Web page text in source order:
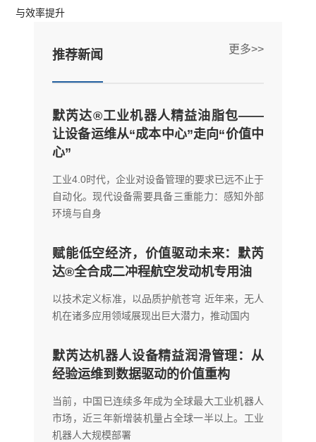
与效率提升
推荐新闻 更多>>
默芮达®工业机器人精益油脂包——
让设备运维从“成本中心”走向“价值中
心”
工业4.0时代，企业对设备管理的要求已远不止于
自动化。现代设备需要具备三重能力：感知外部
环境与自身
赋能低空经济，价值驱动未来：默芮
达®全合成二冲程航空发动机专用油
以技术定义标准，以品质护航苍穹 近年来，无人
机在诸多应用领域展现出巨大潜力，推动国内
默芮达机器人设备精益润滑管理：从
经验运维到数据驱动的价值重构
当前，中国已连续多年成为全球最大工业机器人
市场，近三年新增装机量占全球一半以上。工业
机器人大规模部署